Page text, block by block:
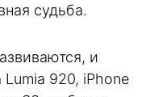
судьба.
и
920, iPhone